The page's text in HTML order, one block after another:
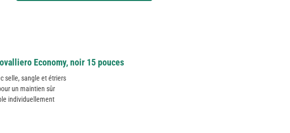
Economy, noir 15 pouces
selle, sangle et étriers
un maintien sûr
individuellement